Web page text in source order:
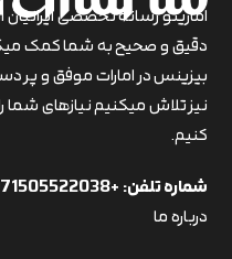
اماریتو رسانه تخصصی ایرانیان
دقیق و صحیح به شما کمک
بیزینس در امارات موفق و پر
نیز تلاش میکنیم نیازهای
کنیم.
شماره تلفن:+971505522038
درباره ما